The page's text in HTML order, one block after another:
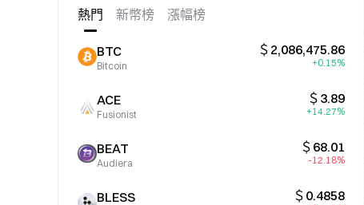
熱門 新幣榜 漲幅榜
BTC
Bitcoin
＄2,086,475.86
+0.15%
ACE
Fusionist
＄3.89
+14.27%
BEAT
Audiera
＄68.01
-12.18%
BLESS ＄0.4858